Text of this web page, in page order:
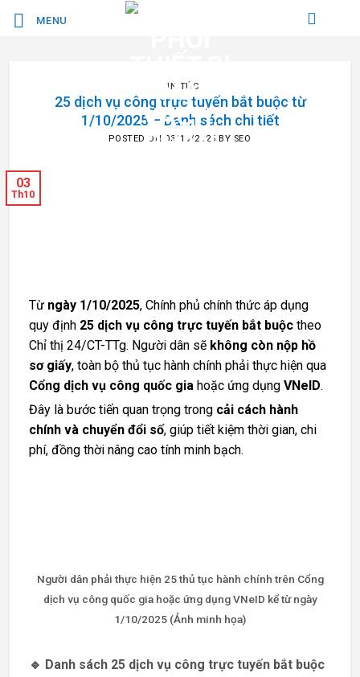
qua
MENU
TIN TỨC
25 dịch vụ công trực tuyến bắt buộc từ
1/10/2025 – Danh sách chi tiết
POSTED ON 03/10/2025 BY SEO
03
Th10
Từ ngày 1/10/2025, Chính phủ chính thức áp dụng
quy định 25 dịch vụ công trực tuyến bắt buộc theo
Chỉ thị 24/CT-TTg. Người dân sẽ không còn nộp hồ
sơ giấy, toàn bộ thủ tục hành chính phải thực hiện qua
Cổng dịch vụ công quốc gia hoặc ứng dụng VNeID.
Đây là bước tiến quan trọng trong cải cách hành
chính và chuyển đổi số, giúp tiết kiệm thời gian, chi
phí, đồng thời nâng cao tính minh bạch.
Người dân phải thực hiện 25 thủ tục hành chính trên Cổng
dịch vụ công quốc gia hoặc ứng dụng VNeID kể từ ngày
1/10/2025 (Ảnh minh họa)
🔹 Danh sách 25 dịch vụ công trực tuyến bắt buộc